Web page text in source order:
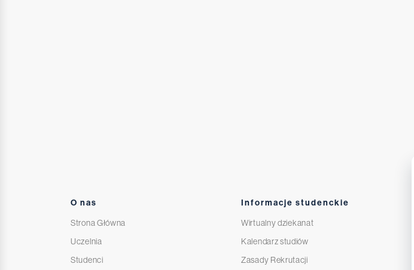
O nas
Strona Główna
Uczelnia
Studenci
Informacje studenckie
Wirtualny dziekanat
Kalendarz studiów
Zasady Rekrutacji